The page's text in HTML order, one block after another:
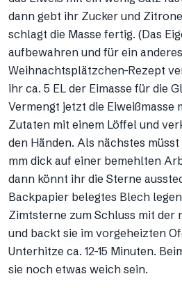
dann gebt ihr Zucker und
schlagt die Masse fertig. (Das
aufbewahren und für ein anderes
Weihnachtsplätzchen-Rezept
ihr ca. 5 EL der Eimasse für die
Vermengt jetzt die Eiweißmasse
Zutaten mit einem Löffel und
den Händen. Als nächstes
mm dick auf einer bemehlten
dann könnt ihr die Sterne
Backpapier belegtes Blech
Zimtsterne zum Schluss mit der
und backt sie im vorgeheizten
Unterhitze ca. 12-15 Minuten.
sie noch etwas weich sein.